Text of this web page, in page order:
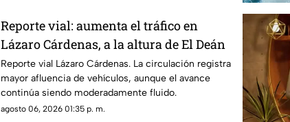
Reporte vial: aumenta el tráfico en
Lázaro Cárdenas, a la altura de El Deán
Reporte vial Lázaro Cárdenas. La circulación registra
mayor afluencia de vehículos, aunque el avance
continúa siendo moderadamente fluido.
agosto 06, 2026 01:35 p. m.